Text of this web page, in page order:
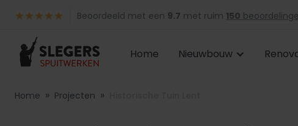
Beoordeeld met een 9.7 met ruim 150
Home Nieuwbouw
Home » Projecten »